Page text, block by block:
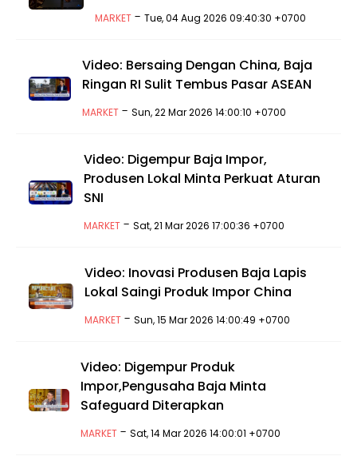
MARKET -Tue, 04 Aug 2026 09:40:30 +0700
Video: Bersaing Dengan China, Baja
Ringan RI Sulit Tembus Pasar ASEAN
MARKET -Sun, 22 Mar 2026 14:00:10 +0700
Video: Digempur Baja Impor,
Produsen Lokal Minta Perkuat Aturan
SNI
MARKET- Sat, 21 Mar 2026 17:00:36 +0700
Video: Inovasi Produsen Baja Lapis
Lokal Saingi Produk Impor China
MARKET -Sun, 15 Mar 2026 14:00:49 +0700
Video: Digempur Produk
Impor,Pengusaha Baja Minta
Safeguard Diterapkan
MARKET- Sat, 14 Mar 2026 14:00:01 +0700